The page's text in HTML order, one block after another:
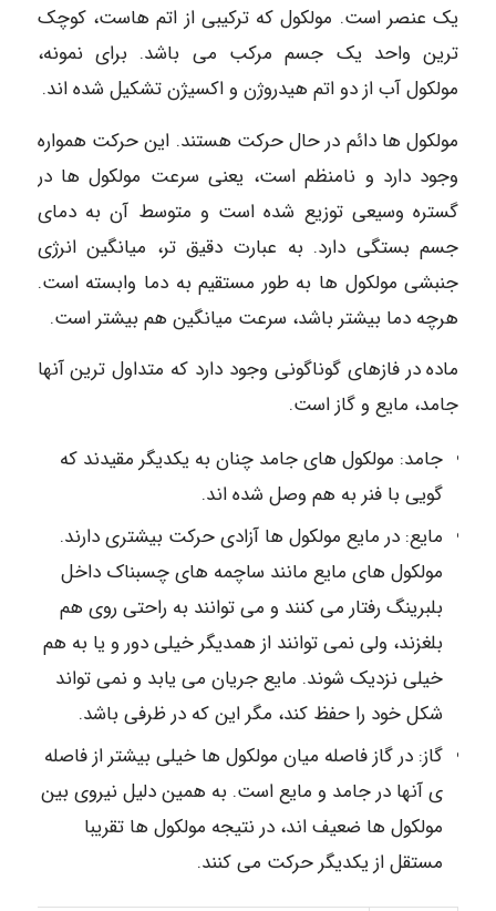
یک عنصر است. مولکول که ترکیبی از اتم هاست، کوچک
ترین واحد یک جسم مرکب می باشد. برای نمونه،
مولکول آب از دو اتم هیدروژن و اکسیژن تشکیل شده اند.
مولکول ها دائم در حال حرکت هستند. این حرکت همواره
وجود دارد و نامنظم است، یعنی سرعت مولکول ها در
گستره وسیعی توزیع شده است و متوسط آن به دمای
جسم بستگی دارد. به عبارت دقیق تر، میانگین انرژی
جنبشی مولکول ها به طور مستقیم به دما وابسته است.
هرچه دما بیشتر باشد، سرعت میانگین هم بیشتر است.
ماده در فازهای گوناگونی وجود دارد که متداول ترین آنها
جامد، مایع و گاز است.
جامد: مولکول های جامد چنان به یکدیگر مقیدند که
گویی با فنر به هم وصل شده اند.
مایع: در مایع مولکول ها آزادی حرکت بیشتری دارند.
مولکول های مایع مانند ساچمه های چسبناک داخل
بلبرینگ رفتار می کنند و می توانند به راحتی روی هم
بلغزند، ولی نمی توانند از همدیگر خیلی دور و یا به هم
خیلی نزدیک شوند. مایع جریان می یابد و نمی تواند
شکل خود را حفظ کند، مگر این که در ظرفی باشد.
گاز: در گاز فاصله میان مولکول ها خیلی بیشتر از فاصله
ی آنها در جامد و مایع است. به همین دلیل نیروی بین
مولکول ها ضعیف اند، در نتیجه مولکول ها تقریبا
مستقل از یکدیگر حرکت می کنند.